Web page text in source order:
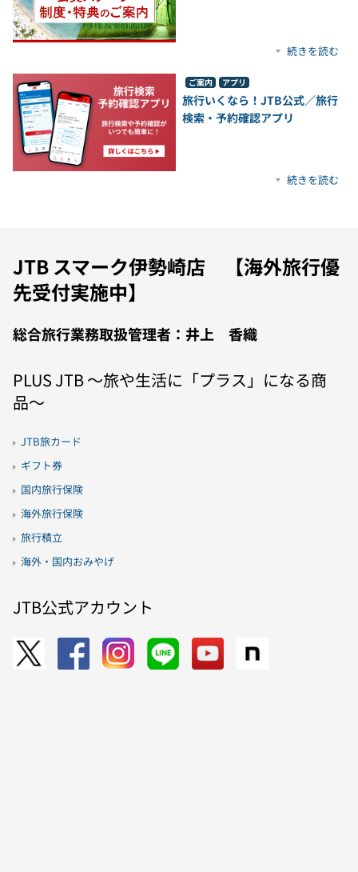
続きを読む
ご案内 アプリ
旅行いくなら！JTB公式／旅行
検索・予約確認アプリ
続きを読む
JTB スマーク伊勢崎店 【海外旅行優
先受付実施中】
総合旅行業務取扱管理者：井上 香織
PLUS JTB 〜旅や生活に「プラス」になる商
品〜
JTB旅カード
ギフト券
国内旅行保険
海外旅行保険
旅行積立
海外・国内おみやげ
JTB公式アカウント